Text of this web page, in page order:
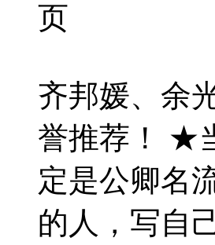
页
齐邦媛、余
誉推荐！ ★
定是公卿名
的人，写自